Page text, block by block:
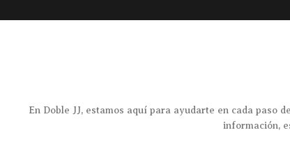
En Doble JJ, estamos aquí para ayudarte en cada paso
información,